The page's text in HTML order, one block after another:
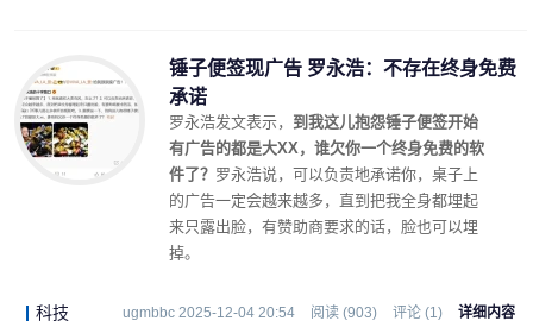
锤子便签现广告 罗永浩：不存在终身免费
承诺
罗永浩发文表示， 到我这儿抱怨锤子便签开始
有广告的都是大XX，谁欠你一个终身免费的软
件了？ 罗永浩说，可以负责地承诺你，桌子上
的广告一定会越来越多，直到把我全身都埋起
来只露出脸，有赞助商要求的话，脸也可以埋
掉。
科技 ugmbbc 2025-12-04 20:54 阅读 (903) 评论 (1) 详细内容